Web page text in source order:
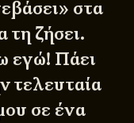
στα
τη ζήσει.
εγώ! Πάει
τελευταία
σε ένα